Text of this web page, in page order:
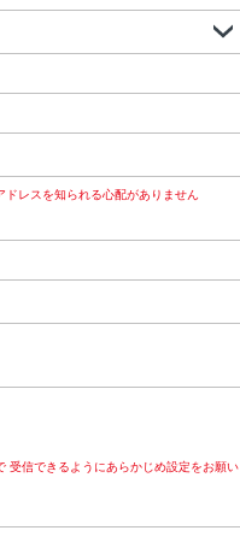
ドレスを知られる心配がありません
受信できるようにあらかじめ設定をお願い